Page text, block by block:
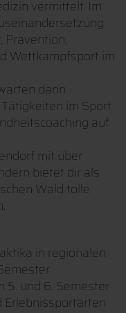
vermittelt. Im
Prävention,
Wettkampfsport im
dann
im Sport
auf
mit über
bietet dir als
Wald tolle
in regionalen
und 6. Semester
Erlebnissportarten